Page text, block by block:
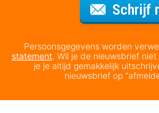
Schrijf
Persoonsgegevens worden
statement. Wil je de nieuwsbrief
je je altijd gemakkelijk
nieuwsbrief op